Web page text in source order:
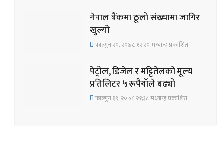
नेपाल बैंकमा ठूलो संख्यामा जागिर
खुल्यो
फाल्गुन २०, २०७८ १२;२० मध्यान्ह प्रकाशित
पेट्रोल, डिजेल र मट्टितेलको मूल्य
प्रतिलिटर ५ रूपैयाँले बढ्यो
फाल्गुन १९, २०७८ २१;३८ मध्यान्ह प्रकाशित